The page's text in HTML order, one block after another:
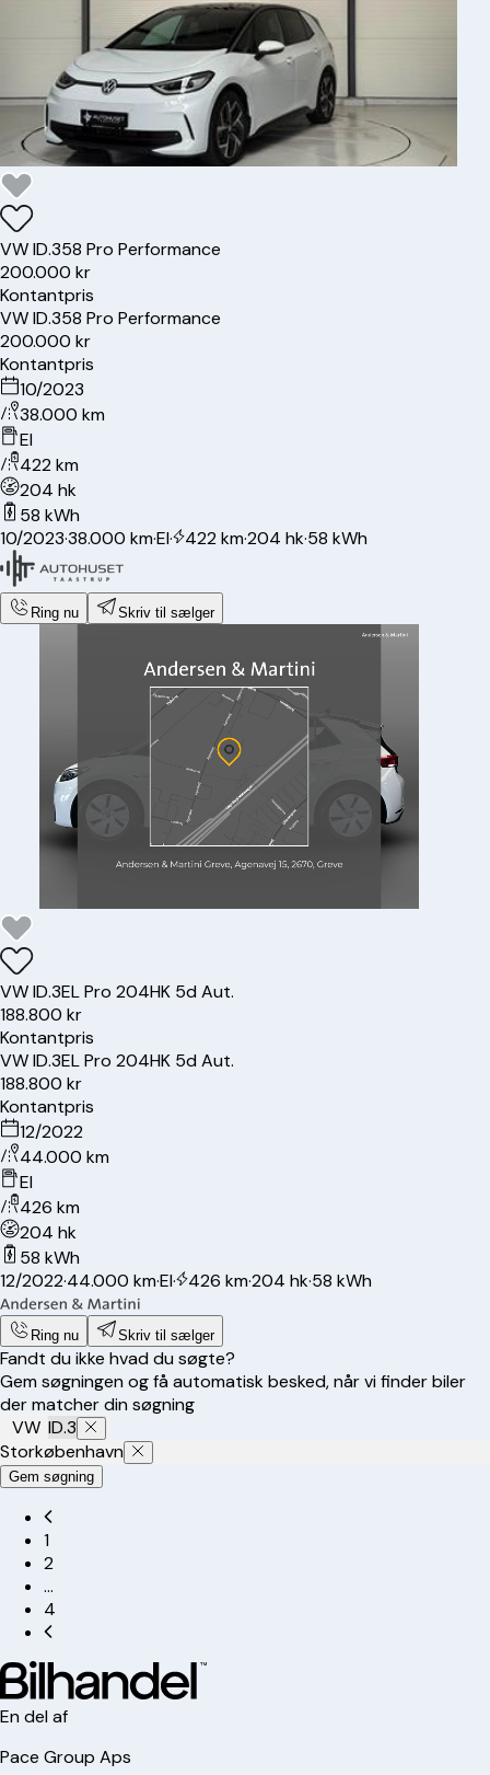
VWID.358 Pro Performance
200.000 kr
Kontantpris
VWID.358 Pro Performance
200.000 kr
Kontantpris
10/2023
38.000 km
El
422 km
204 hk
58 kWh
10/2023·38.000 km·El· 422 km·204 hk·58 kWh
Ring nu Skriv til sælger
VWID.3EL Pro 204HK 5d Aut.
188.800 kr
Kontantpris
VWID.3EL Pro 204HK 5d Aut.
188.800 kr
Kontantpris
12/2022
44.000 km
El
426 km
204 hk
58 kWh
12/2022·44.000 km·El· 426 km·204 hk·58 kWh
Ring nu Skriv til sælger
Fandt du ikke hvad du søgte?
Gem søgningen og få automatisk besked, når vi finder biler
der matcher din søgning
VW ID.3
Storkøbenhavn
Gem søgning
1
2
…
4
En del af
Pace Group Aps